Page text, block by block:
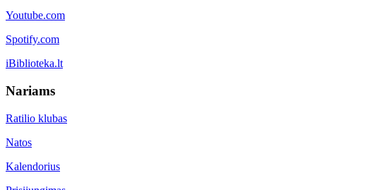
Youtube.com
Spotify.com
iBiblioteka.lt
Nariams
Ratilio klubas
Natos
Kalendorius